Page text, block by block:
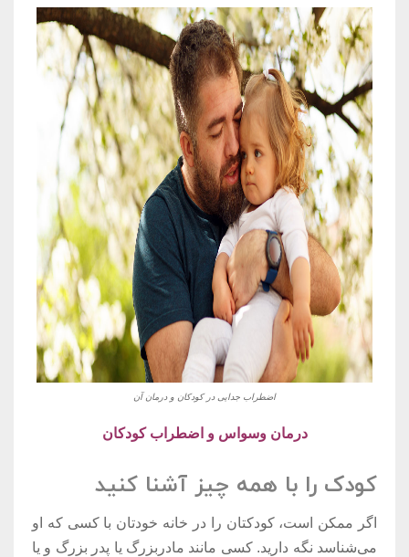
اضطراب جدایی در کودکان و درمان آن
درمان وسواس و اضطراب کودکان
کودک را با همه چیز آشنا کنید
اگر ممکن است، کودکتان را در خانه خودتان با کسی که او
می‌شناسد نگه دارید. کسی مانند مادربزرگ یا پدر بزرگ و یا